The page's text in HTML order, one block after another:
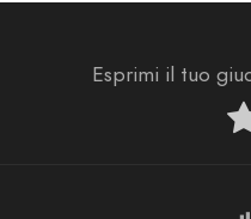
Esprimi il tuo